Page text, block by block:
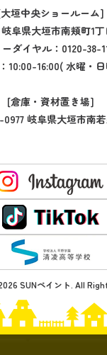
垣中央ショールーム]
阜県大垣市南頬町1丁
ダイヤル： 0120-38-
10:00-16:00( 水曜・
[倉庫・資材置き場]
0977 岐阜県大垣市南
SUNペイント. All